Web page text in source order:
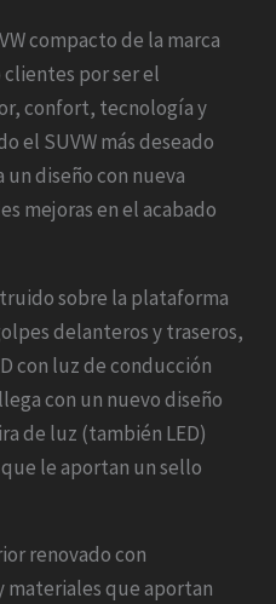
compacto de la marca
por ser el
confort, tecnología y
el SUVW más deseado
diseño con nueva
mejoras en el acabado
sobre la plataforma
delanteros y traseros,
con luz de conducción
con un nuevo diseño
de luz (también LED)
le aportan un sello
renovado con
materiales que aportan